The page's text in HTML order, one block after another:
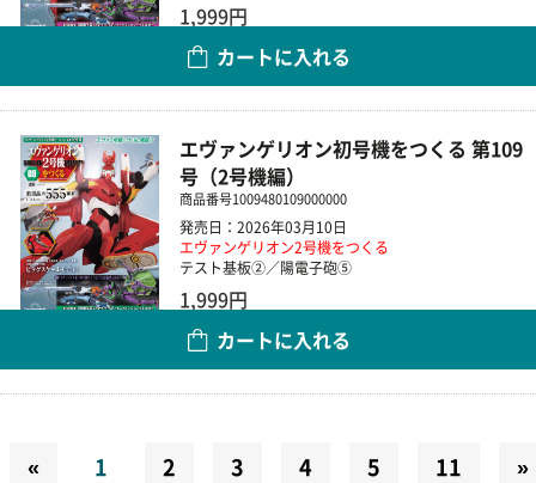
1,999円
カートに入れる
エヴァンゲリオン初号機をつくる 第109
号（2号機編）
商品番号1009480109000000
発売日：2026年03月10日
エヴァンゲリオン2号機をつくる
テスト基板②／陽電子砲⑤
1,999円
カートに入れる
« 1 2 3 4 5 11 »